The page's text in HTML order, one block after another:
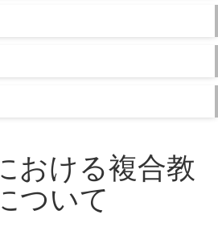
おける複合教
ついて